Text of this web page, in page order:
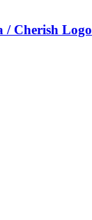
/ Cherish Logo